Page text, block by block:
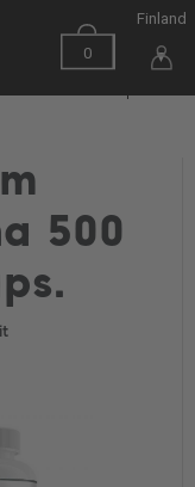
0
Finland
▼
500